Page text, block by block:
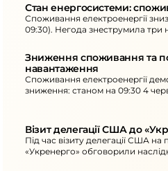
Стан енергосистеми:
Споживання електроенергії
09:30). Негода знеструмила три
Зниження споживання та
навантаження
Споживання електроенергії
зниження: станом на 09:30 4
18:00–22:00.
Візит делегації США до
Під час візиту делегації США на
«Укренерго» обговорили